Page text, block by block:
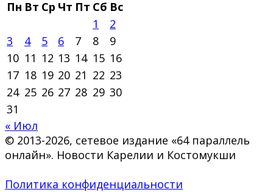
Пн Вт Ср Чт Пт Сб Вс
1
2
3
4 5 6 7 8
9
10 11 12 13 14 15 16
17 18 19 20 21 22 23
24 25 26 27 28 29 30
31
« Июл
© 2013-2026, сетевое издание «64 параллель
онлайн». Новости Карелии и Костомукши
Политика конфиденциальности